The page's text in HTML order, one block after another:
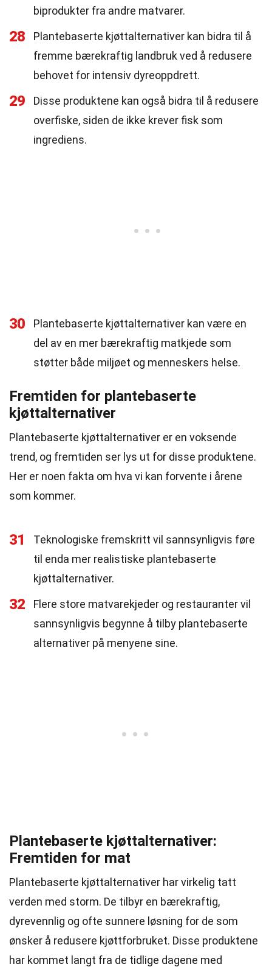
biprodukter fra andre matvarer.
28
Plantebaserte kjøttalternativer kan bidra til å
fremme bærekraftig landbruk ved å redusere
behovet for intensiv dyreoppdrett.
29
Disse produktene kan også bidra til å redusere
overfiske, siden de ikke krever fisk som
ingrediens.
30
Plantebaserte kjøttalternativer kan være en
del av en mer bærekraftig matkjede som
støtter både miljøet og menneskers helse.
Fremtiden for plantebaserte
kjøttalternativer
Plantebaserte kjøttalternativer er en voksende
trend, og fremtiden ser lys ut for disse produktene.
Her er noen fakta om hva vi kan forvente i årene
som kommer.
31
Teknologiske fremskritt vil sannsynligvis føre
til enda mer realistiske plantebaserte
kjøttalternativer.
32
Flere store matvarekjeder og restauranter vil
sannsynligvis begynne å tilby plantebaserte
alternativer på menyene sine.
Plantebaserte kjøttalternativer:
Fremtiden for mat
Plantebaserte kjøttalternativer har virkelig tatt
verden med storm. De tilbyr en bærekraftig,
dyrevennlig og ofte sunnere løsning for de som
ønsker å redusere kjøttforbruket. Disse produktene
har kommet langt fra de tidlige dagene med